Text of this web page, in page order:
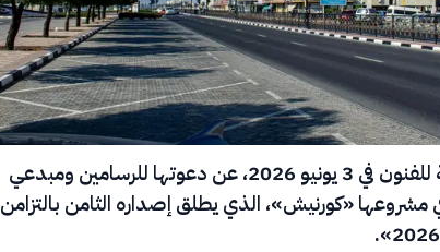
أعلنت مؤسسة الشارقة للفنون في 3 يونيو 2026، عن دعوتها للرسامين ومبدعي
مشروعها «كورنيش»، الذي يطلق إصداره الثامن بالتزامن